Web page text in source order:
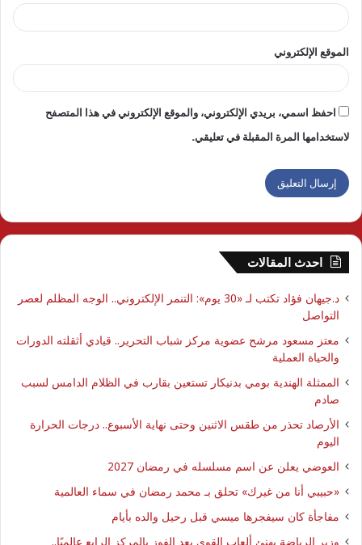
الموقع الإلكتروني
احفظ اسمي، بريدي الإلكتروني، والموقع الإلكتروني في هذا المتصفح
لاستخدامها المرة المقبلة في تعليقي.
احدث المقالات
د.جيهان فؤاد تكتب لـ «30 يوم»: التنمر الإلكتروني.. الوجه المظلم لعصر
التواصل
معتز مسعود مرشح عضوية مركز شباب التحرير.. قيادي أثقلته الدورات
والحياة العملية
الممثلة الهندية بومي بدنيكار تستعين بقارب في الظلام الدامس لسبب
صادم
الأرصاد تحذر من طقس الاثنين وحتى نهاية الأسبوع.. درجات الحرارة
اليوم
العوضي يعلن عن اسم مسلسله في رمضان 2027
​«حبيبي أنا من غيرك» تحلق بـ محمد رمضان في سماء العالمية
مفاجأة كان سيفجرها ميسي قبل رحيل والده بأيام
وزير الرياضة يهنئ ألعاب القوي بعد الفوز بالمركز الرابع عالميًا..